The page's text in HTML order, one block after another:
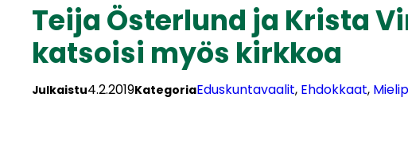
Teija Österlund ja Krista
katsoisi myös kirkkoa
Julkaistu4.2.2019KategoriaEduskuntavaalit, Ehdokkaat,